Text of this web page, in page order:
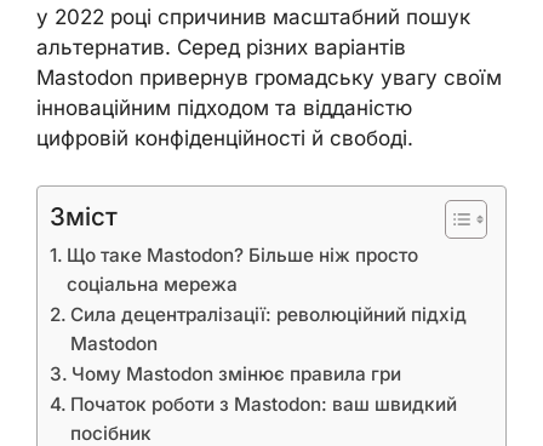
у 2022 році спричинив масштабний пошук
альтернатив. Серед різних варіантів
Mastodon привернув громадську увагу своїм
інноваційним підходом та відданістю
цифровій конфіденційності й свободі.
Зміст
Що таке Mastodon? Більше ніж просто
соціальна мережа
Сила децентралізації: революційний підхід
Mastodon
Чому Mastodon змінює правила гри
Початок роботи з Mastodon: ваш швидкий
посібник